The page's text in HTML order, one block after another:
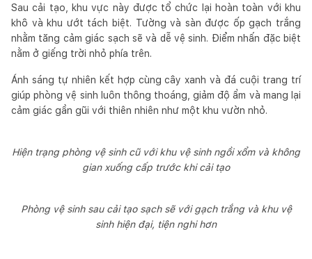
Sau cải tạo, khu vực này được tổ chức lại hoàn toàn với khu
khô và khu ướt tách biệt. Tường và sàn được ốp gạch trắng
nhằm tăng cảm giác sạch sẽ và dễ vệ sinh. Điểm nhấn đặc biệt
nằm ở giếng trời nhỏ phía trên.
Ánh sáng tự nhiên kết hợp cùng cây xanh và đá cuội trang trí
giúp phòng vệ sinh luôn thông thoáng, giảm độ ẩm và mang lại
cảm giác gần gũi với thiên nhiên như một khu vườn nhỏ.
Hiện trạng phòng vệ sinh cũ với khu vệ sinh ngồi xổm và không
gian xuống cấp trước khi cải tạo
Phòng vệ sinh sau cải tạo sạch sẽ với gạch trắng và khu vệ
sinh hiện đại, tiện nghi hơn